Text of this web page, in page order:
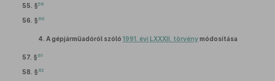
55. §59
56. § 60
4. A gépjárműadóról szóló 1991. évi LXXXII. törvénymódosítása
57. § 61
58. § 62